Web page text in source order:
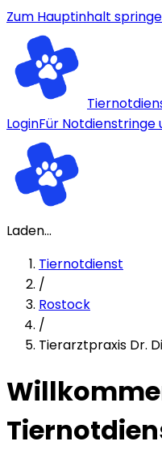
Zum Hauptinhalt
LoginFür Notdienstringe
Laden...
Tiernotdienst
/
Rostock
/
Tierarztpraxis Dr.